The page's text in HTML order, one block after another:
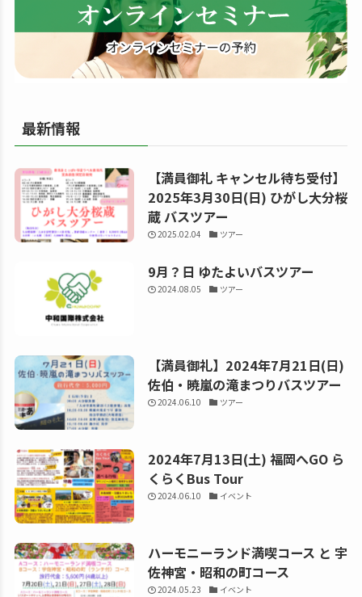
る
最新情報
【満員御礼 キャンセル待ち受付】
2025年3月30日(日) ひがし大分桜
蔵 バスツアー
2025.02.04 ツアー
9月？日 ゆたよいバスツアー
2024.08.05 ツアー
【満員御礼】2024年7月21日(日)
佐伯・暁嵐の滝まつりバスツアー
2024.06.10 ツアー
2024年7月13日(土) 福岡へGO ら
くらくBus Tour
2024.06.10 イベント
ハーモニーランド満喫コース と 宇
佐神宮・昭和の町コース
2024.05.23 イベント